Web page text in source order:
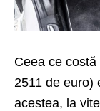
Ceea ce
2511 de euro)
acestea, la